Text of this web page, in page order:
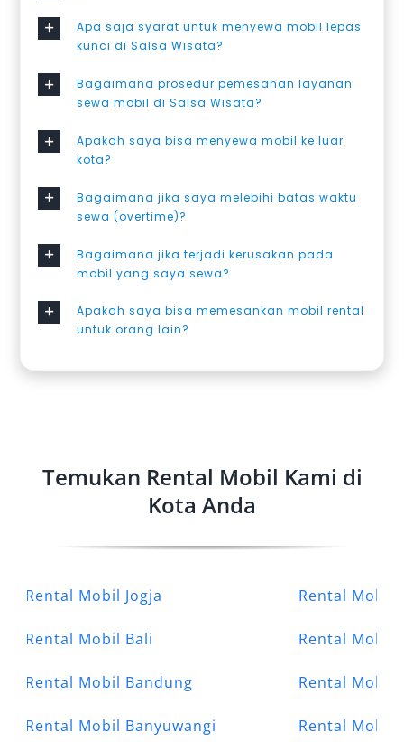
Apa saja syarat untuk menyewa mobil lepas
kunci di Salsa Wisata?
Bagaimana prosedur pemesanan layanan
sewa mobil di Salsa Wisata?
Apakah saya bisa menyewa mobil ke luar
kota?
Bagaimana jika saya melebihi batas waktu
sewa (overtime)?
Bagaimana jika terjadi kerusakan pada
mobil yang saya sewa?
Apakah saya bisa memesankan mobil rental
untuk orang lain?
Temukan Rental Mobil Kami di
Kota Anda
Rental Mobil Jogja
Rental Mobil Bali
Rental Mobil Bandung
Rental Mobil Banyuwangi
Rental Mobil
Rental Mobil
Rental Mobil
Rental Mobil